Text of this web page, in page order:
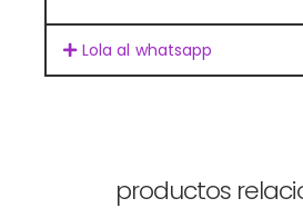
Lola al whatsapp
productos